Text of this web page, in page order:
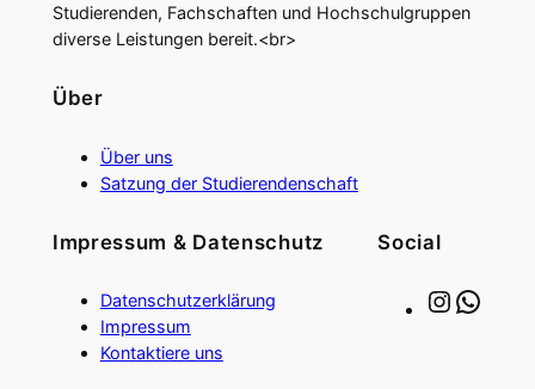
Studierenden, Fachschaften und Hochschulgruppen
diverse Leistungen bereit.<br>
Über
Über uns
Satzung der Studierendenschaft
Impressum & Datenschutz
Datenschutzerklärung
Impressum
Kontaktiere uns
Social
Instagram WhatsApp